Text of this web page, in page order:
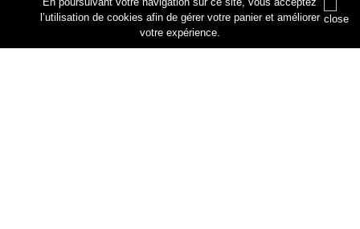
l’utilisation de cookies afin de gérer votre panier et améliorer
votre expérience.
76330 Petiville
Ajouter au panier